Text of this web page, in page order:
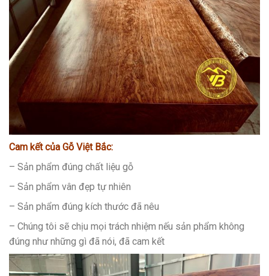
Cam kết của Gỗ Việt Bắc:
– Sản phẩm đúng chất liệu gỗ
– Sản phẩm vân đẹp tự nhiên
– Sản phẩm đúng kích thước đã nêu
– Chúng tôi sẽ chịu mọi trách nhiệm nếu sản phẩm không
đúng như những gì đã nói, đã cam kết